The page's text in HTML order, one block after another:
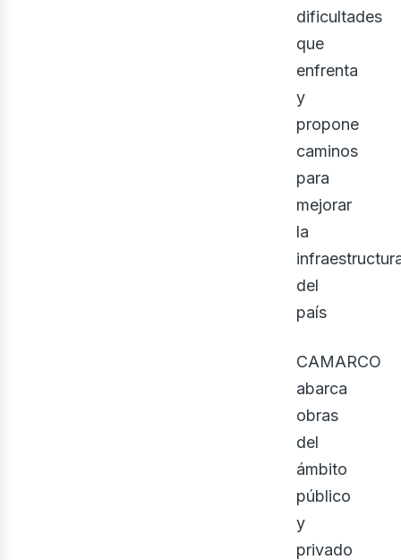
dificultades
que
enfrenta
y
propone
caminos
para
mejorar
la
del
país
CAMARCO
abarca
obras
del
ámbito
público
y
privado